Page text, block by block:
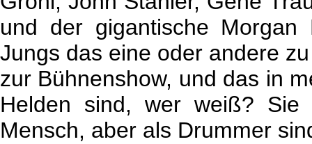
und der gigantische
Jungs das eine oder andere
zur Bühnenshow, und das in
Helden sind, wer weiß? Sie
Mensch, aber als Drummer